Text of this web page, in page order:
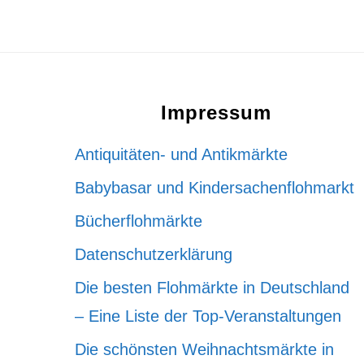
Impressum
Antiquitäten- und Antikmärkte
Babybasar und Kindersachenflohmarkt
Bücherflohmärkte
Datenschutzerklärung
Die besten Flohmärkte in Deutschland
– Eine Liste der Top-Veranstaltungen
Die schönsten Weihnachtsmärkte in